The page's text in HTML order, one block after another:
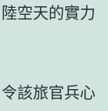
空天的實力
該旅官兵心